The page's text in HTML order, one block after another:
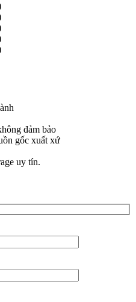
đảm bảo
gốc xuất xứ
uy tín.